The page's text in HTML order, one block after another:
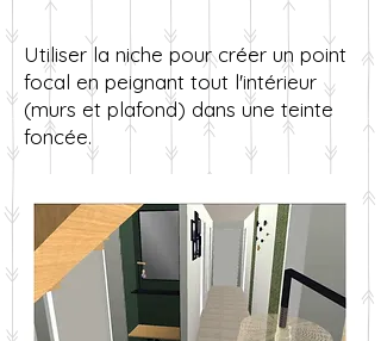
Utiliser la niche pour créer un point
focal en peignant tout l'intérieur
(murs et plafond) dans une teinte
foncée.